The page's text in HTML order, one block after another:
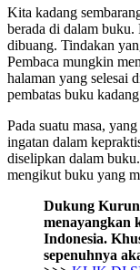
Kita kadang
berada di dalam buku.
dibuang. Tindakan
Pembaca mungkin
halaman yang selesai
pembatas buku
Pada suatu masa,
ingatan dalam
diselipkan dalam
mengikut buku yang
Dukung
menayangkan
Indonesia.
sepenuhnya